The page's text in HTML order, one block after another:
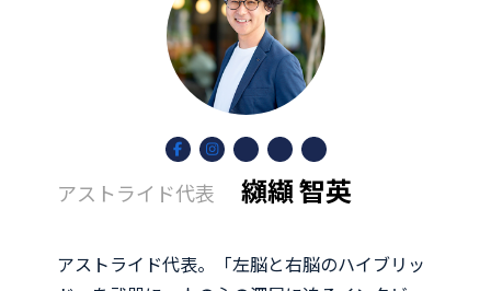
ア
イ
コ
ン
ク
ア
イ
コ
ン
ア
イ
コ
ン
ア
イ
コ
ン
ク
ア
イ
コ
ン
ク
アストライド代表 纐纈 智英
アストライド代表。「左脳と右脳のハイブリッ